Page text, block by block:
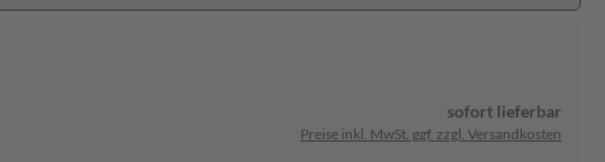
sofort lieferbar
Preise inkl. MwSt. ggf. zzgl. Versandkosten